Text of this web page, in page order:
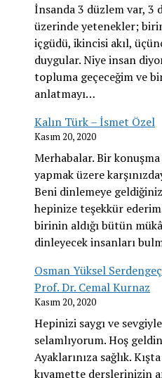
İnsanda 3 düzlem var, 3
üzerinde yetenekler;
içgüdü, ikincisi akıl,
duygular. Niye insan
topluma geçeceğim ve
anlatmayı…
Kalın Türk – İsmet Özel
Kasım 20, 2020
Merhabalar. Bir konuşma
yapmak üzere
Beni dinlemeye
hepinize teşekkür
birinin aldığı bütün
dinleyecek insanları
Osman Yüksel
Prof. Dr. Cemal Kurnaz
Kasım 20, 2020
Hepinizi saygı ve sevgiyle
selamlıyorum. Hoş
Ayaklarınıza sağlık. Kışta
kıyamette derslerinizin